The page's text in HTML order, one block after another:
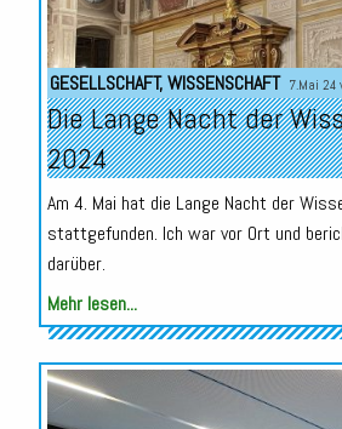
GESELLSCHAFT,WISSENSCHAFT 7.Mai 24
Die Lange Nacht der
2024
Am 4. Mai hat die Lange Nacht der
stattgefunden. Ich war vor Ort und
darüber.
Mehr lesen...